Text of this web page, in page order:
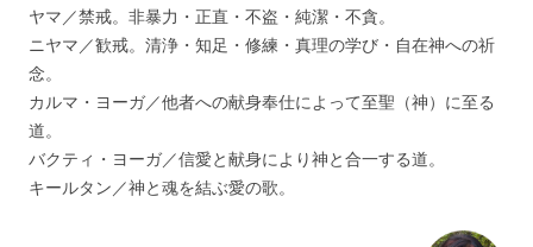
ヤマ／禁戒。非暴力・正直・不盗・純潔・不貪。
ニヤマ／歓戒。清浄・知足・修練・真理の学び・自在神への祈
念。
カルマ・ヨーガ／他者への献身奉仕によって至聖（神）に至る
道。
バクティ・ヨーガ／信愛と献身により神と合一する道。
キールタン／神と魂を結ぶ愛の歌。